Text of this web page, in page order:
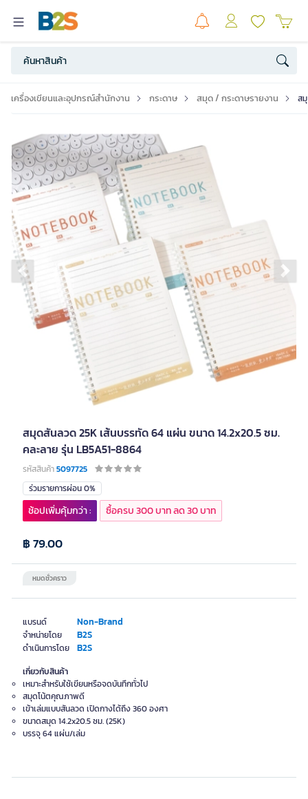
เครื่องเขียนและอุปกรณ์สำนักงาน กระดาษ สมุด / กระดาษรายงาน ส
Previous slide
สมุดสันลวด 25K เส้นบรรทัด 64 แผ่น ขนาด 14.2x20.5 ซม.
คละลาย รุ่น LB5A51-8864
รหัสสินค้า5097725
แบรนด์ Non-Brand
จำหน่ายโดย B2S
ดำเนินการโดย B2S
ร่วมรายการผ่อน 0%
หมดชั่วคราว
฿ 79.00
ช้อปเพิ่มคุ้มกว่า : ซื้อครบ 300 บาท ลด 30 บาท
เกี่ยวกับสินค้า
เหมาะสำหรับใช้เขียนหรือจดบันทึกทั่วไป
สมุดโน้ตคุณภาพดี
เข้าเล่มแบบสันลวด เปิดกางได้ถึง 360 องศา
ขนาดสมุด 14.2x20.5 ซม. (25K)
บรรจุ 64 แผ่น/เล่ม